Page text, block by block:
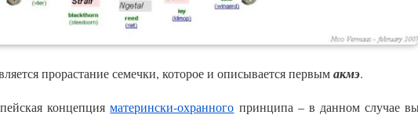
прорастание семечки, которое и описывается первымакмэ.
концепцияматерински-охранного принципа – в данном случае